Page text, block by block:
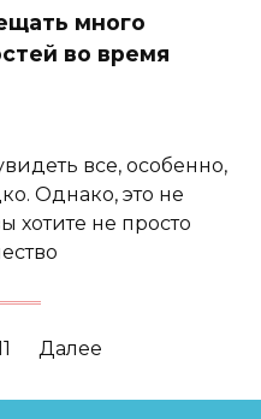
много
во время
все, особенно,
Однако, это не
хотите не просто
Далее